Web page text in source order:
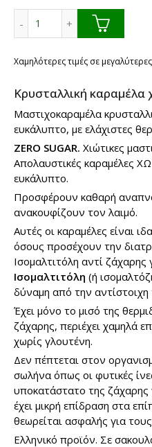
Καραμέλες ΧΩΡΙΣ
Χαμηλότερες τιμές σε
Κρυσταλλική καραμέλα
Μαστιχοκαραμέλα
ευκάλυπτο, με ελάχιστες
ZERO SUGAR. Χιώτικες
Απολαυστικές καραμέλες
ευκάλυπτο.
Προσφέρουν καθαρή
ανακουφίζουν τον λαιμό.
Αυτές οι καραμέλες είναι
όσους προσέχουν την
Ισομαλτιτόλη αντί ζάχαρης
Ισομαλτιτόλη (ή
δύναμη από την αντίστοιχη
Έχει μόνο το μισό της
ζάχαρης, περιέχει χαμηλά
χωρίς γλουτένη.
Δεν πέπτεται στον
σωλήνα όπως οι φυτικές
υποκατάστατο της ζάχαρης
έχει μικρή επίδραση στα
θεωρείται ασφαλής για
Ελληνικό προϊόν. Σε